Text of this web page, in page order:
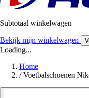
Subtotaal winkelwagen
Bekijk mijn winkelwagen
Loading...
Home
/ Voetbalschoenen